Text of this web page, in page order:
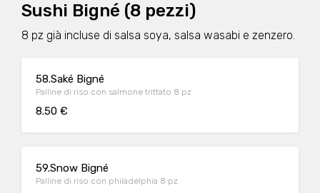
Sushi Bigné (8 pezzi)
8 pz già incluse di salsa soya, salsa wasabi e zenzero.
58.Saké Bigné
Palline di riso con salmone trittato 8 pz
8.50 €
59.Snow Bigné
Palline di riso con philadelphia 8 pz